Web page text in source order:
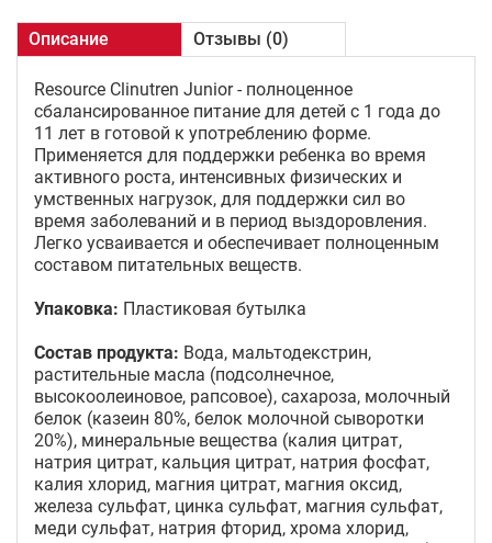
Описание Отзывы (0)
Resource Clinutren Junior - полноценное
сбалансированное питание для детей с 1 года до
11 лет в готовой к употреблению форме.
Применяется для поддержки ребенка во время
активного роста, интенсивных физических и
умственных нагрузок, для поддержки сил во
время заболеваний и в период выздоровления.
Легко усваивается и обеспечивает полноценным
составом питательных веществ.
Упаковка: Пластиковая бутылка
Состав продукта: Вода, мальтодекстрин,
растительные масла (подсолнечное,
высокоолеиновое, рапсовое), сахароза, молочный
белок (казеин 80%, белок молочной сыворотки
20%), минеральные вещества (калия цитрат,
натрия цитрат, кальция цитрат, натрия фосфат,
калия хлорид, магния цитрат, магния оксид,
железа сульфат, цинка сульфат, магния сульфат,
меди сульфат, натрия фторид, хрома хлорид,